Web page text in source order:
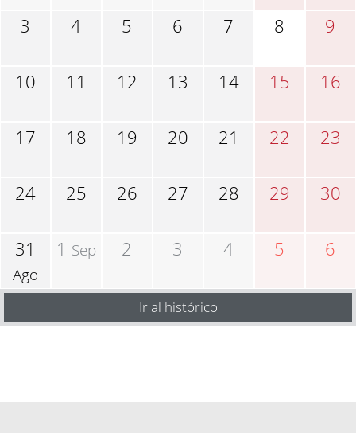
3 4 5 6 7 8 9
10 11 12 13 14 15 16
17 18 19 20 21 22 23
24 25 26 27 28 29 30
31
Ago
1 Sep 2 3 4 5 6
Ir al histórico